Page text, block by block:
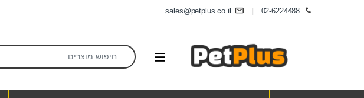
Skip to navigation
02-6224488
sales@petplus.co.il
Open
Search for: